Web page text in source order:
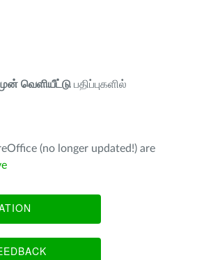
வெளியீட்டு பதிப்புகளில்
(no longer updated!) are